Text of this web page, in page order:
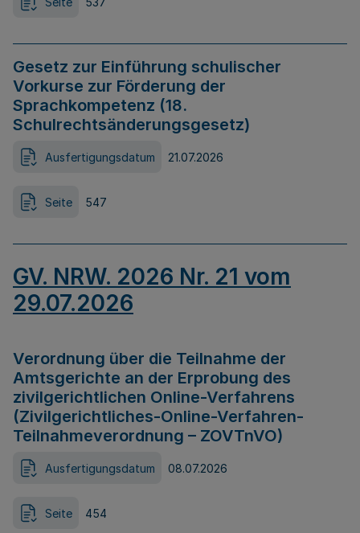
Gesetz zur Einführung schulischer
Vorkurse zur Förderung der
Sprachkompetenz (18.
Schulrechtsänderungsgesetz)
Ausfertigungsdatum 21.07.2026
Seite 547
GV. NRW. 2026 Nr. 21 vom
29.07.2026
Verordnung über die Teilnahme der
Amtsgerichte an der Erprobung des
zivilgerichtlichen Online-Verfahrens
(Zivilgerichtliches-Online-Verfahren-
Teilnahmeverordnung – ZOVTnVO)
Ausfertigungsdatum 08.07.2026
Seite 454